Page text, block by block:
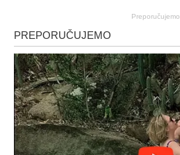
Preporučujemo